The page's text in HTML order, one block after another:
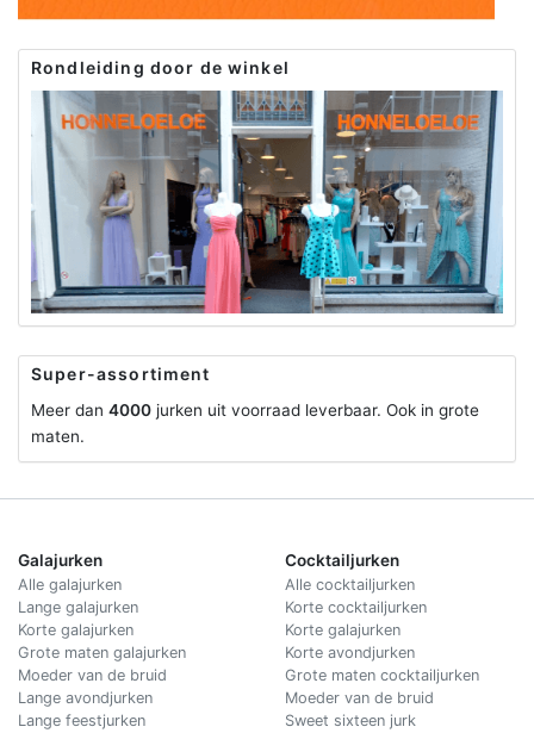
Rondleiding door de winkel
Super-assortiment
Meer dan 4000 jurken uit voorraad leverbaar. Ook in grote
maten.
Galajurken
Alle galajurken
Lange galajurken
Korte galajurken
Grote maten galajurken
Moeder van de bruid
Lange avondjurken
Lange feestjurken
Cocktailjurken
Alle cocktailjurken
Korte cocktailjurken
Korte galajurken
Korte avondjurken
Grote maten cocktailjurken
Moeder van de bruid
Sweet sixteen jurk